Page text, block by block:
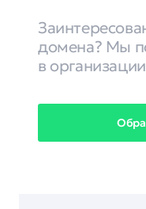
домена? Мы
в